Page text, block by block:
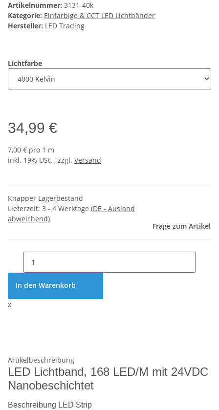
Artikelnummer: 3131-40k
Kategorie: Einfarbige & CCT LED Lichtbänder
Hersteller: LED Trading
Lichtfarbe
34,99 €
7,00 € pro 1 m
inkl. 19% USt. , zzgl. Versand
Knapper Lagerbestand
Lieferzeit: 3 - 4 Werktage (DE - Ausland
abweichend)
Frage zum Artikel
In den Warenkorb
x
Artikelbeschreibung
LED Lichtband, 168 LED/M mit 24VDC
Nanobeschichtet
Beschreibung LED Strip